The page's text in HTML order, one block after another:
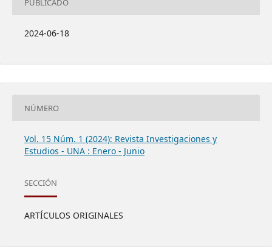
PUBLICADO
2024-06-18
NÚMERO
Vol. 15 Núm. 1 (2024): Revista Investigaciones y
Estudios - UNA : Enero - Junio
SECCIÓN
ARTÍCULOS ORIGINALES